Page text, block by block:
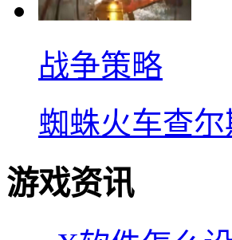
战争策略
蜘蛛火车查尔
游戏资讯